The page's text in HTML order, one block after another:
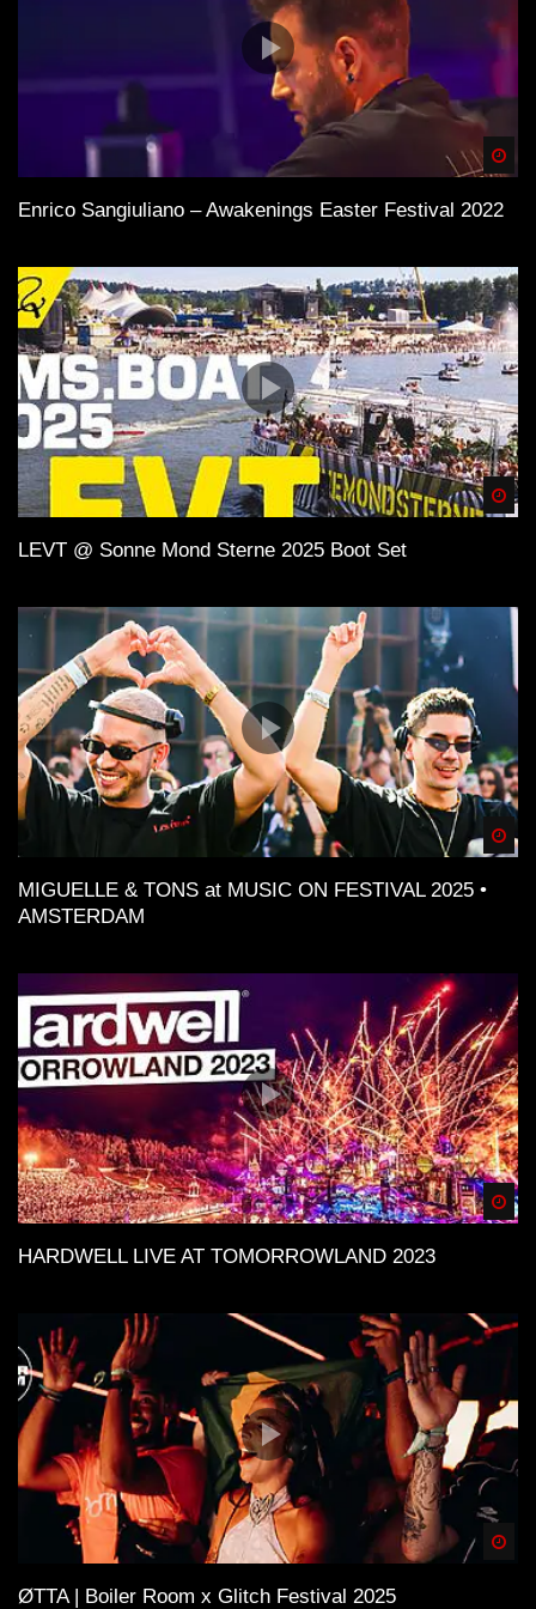
Enrico Sangiuliano – Awakenings Easter Festival 2022
LEVT @ Sonne Mond Sterne 2025 Boot Set
MIGUELLE & TONS at MUSIC ON FESTIVAL 2025 •
AMSTERDAM
HARDWELL LIVE AT TOMORROWLAND 2023
ØTTA | Boiler Room x Glitch Festival 2025